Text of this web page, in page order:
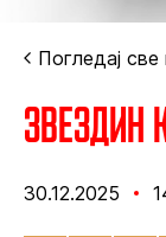
Погледај све
Звездин
30.12.2025